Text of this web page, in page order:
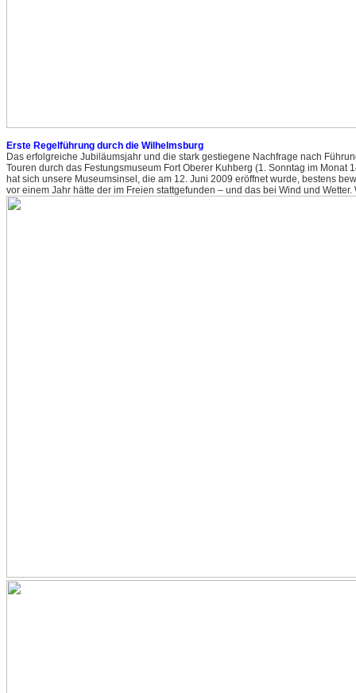
Erste Regelführung durch die Wilhelmsburg
Das erfolgreiche Jubiläumsjahr und die stark gestiegene Nachfrage nach
Touren durch das Festungsmuseum Fort Oberer Kuhberg (1. Sonntag im
hat sich unsere Museumsinsel, die am 12. Juni 2009 eröffnet wurde, bestens
vor einem Jahr hätte der im Freien stattgefunden – und das bei Wind und